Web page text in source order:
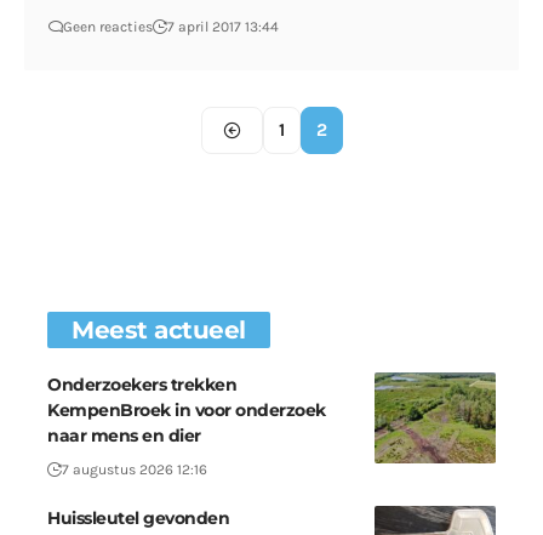
Geen reacties 7 april 2017 13:44
1 2
Meest actueel
Onderzoekers trekken
KempenBroek in voor onderzoek
naar mens en dier
7 augustus 2026 12:16
Huissleutel gevonden